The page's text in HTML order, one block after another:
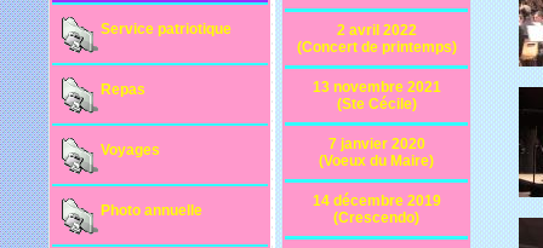
Service patriotique
Repas
Voyages
Photo annuelle
2 avril 2022
(Concert de printemps)
13 novembre 2021
(Ste Cécile)
7 janvier 2020
(Voeux du Maire)
14 décembre 2019
(Crescendo)